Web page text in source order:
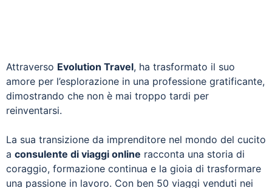
Attraverso Evolution Travel, ha trasformato il suo
amore per l’esplorazione in una professione gratificante,
dimostrando che non è mai troppo tardi per
reinventarsi.
La sua transizione da imprenditore nel mondo del cucito
a consulente di viaggi online racconta una storia di
coraggio, formazione continua e la gioia di trasformare
una passione in lavoro. Con ben 50 viaggi venduti nei